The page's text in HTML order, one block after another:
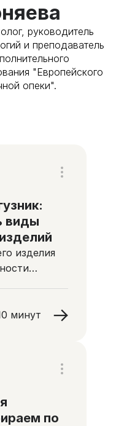
руководитель
и преподаватель
"Европейского
опеки".
виды
изделия
минут
по